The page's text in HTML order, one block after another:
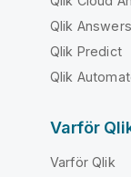
Qlik Answers
Qlik Predict
Qlik
Varför
Varför Qlik